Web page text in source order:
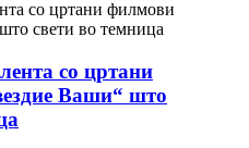
со цртани
Ваши“ што